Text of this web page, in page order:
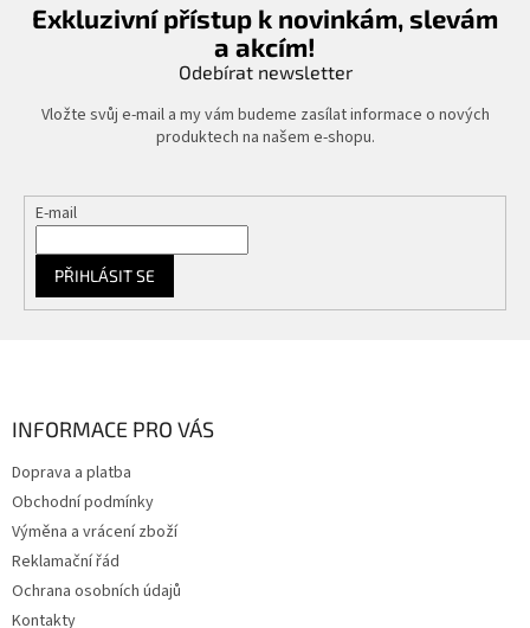
Exkluzivní přístup k novinkám, slevám
a akcím!
Odebírat newsletter
Vložte svůj e-mail a my vám budeme zasílat informace o nových
produktech na našem e-shopu.
E-mail
PŘIHLÁSIT SE
INFORMACE PRO VÁS
Doprava a platba
Obchodní podmínky
Výměna a vrácení zboží
Reklamační řád
Ochrana osobních údajů
Kontakty